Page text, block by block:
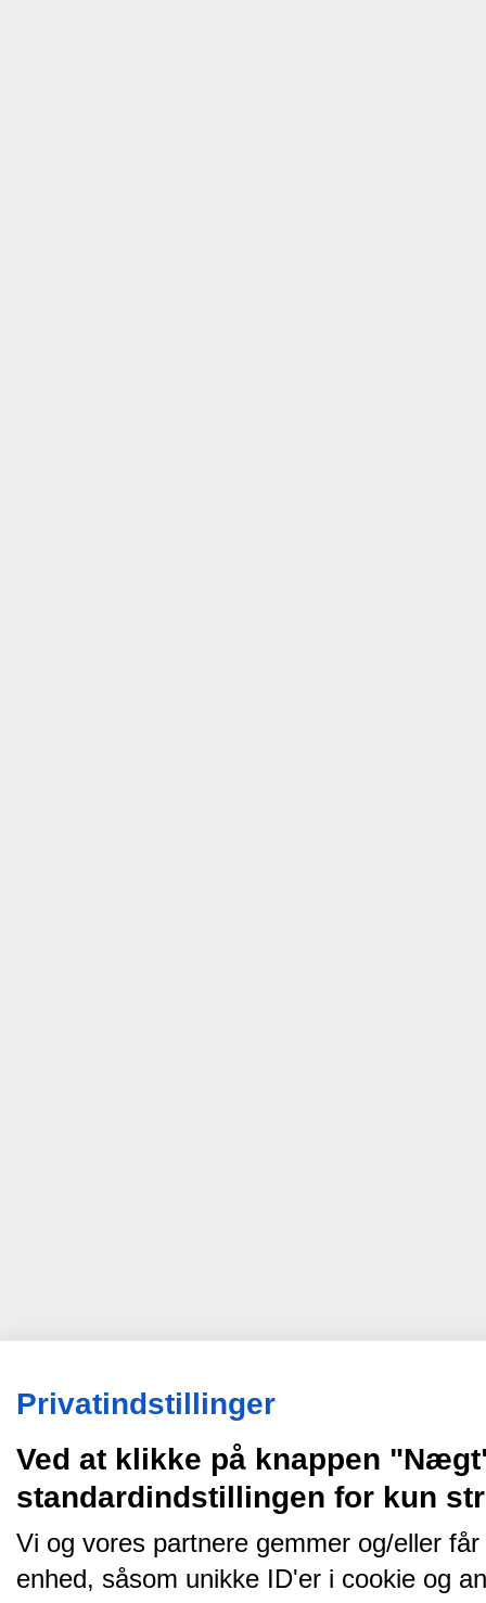
Privatindstillinger
Ved at klikke på knappen
standardindstillingen for kun
Vi og vores partnere gemmer og/eller
enhed, såsom unikke ID'er i cookie og